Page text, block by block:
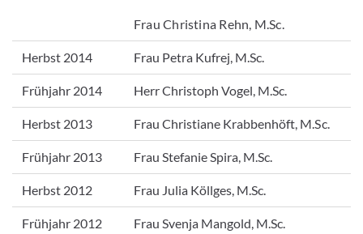
Frau Christina Rehn, M.Sc.
Herbst 2014 Frau Petra Kufrej, M.Sc.
Frühjahr 2014 Herr Christoph Vogel, M.Sc.
Herbst 2013 Frau Christiane Krabbenhöft, M.Sc.
Frühjahr 2013 Frau Stefanie Spira, M.Sc.
Herbst 2012 Frau Julia Köllges, M.Sc.
Frühjahr 2012 Frau Svenja Mangold, M.Sc.